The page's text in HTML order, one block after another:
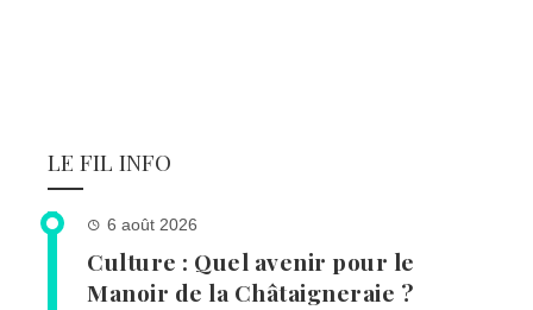
LE FIL INFO
6 août 2026
Culture : Quel avenir pour le
Manoir de la Châtaigneraie ?